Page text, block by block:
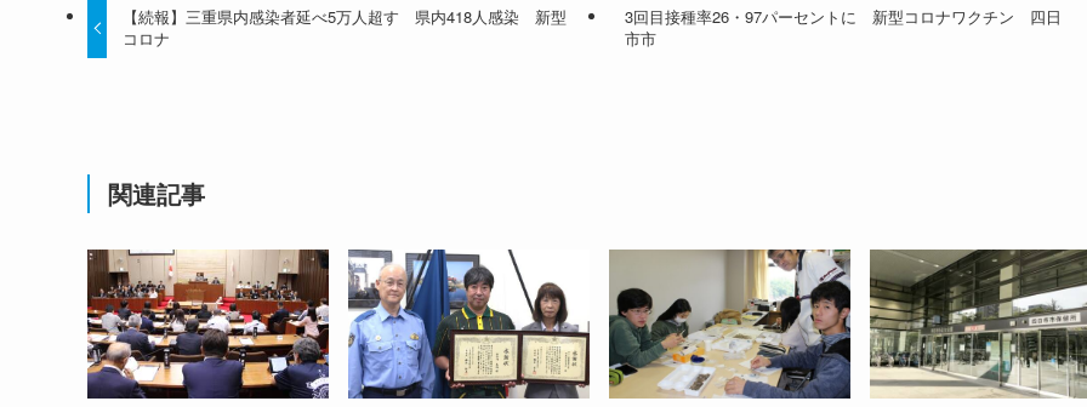
【続報】三重県内感染者延べ5万人超す 県内418人感染 新型
コロナ
3回目接種率26・97パーセントに 新型コロナワクチン 四日
市市
関連記事